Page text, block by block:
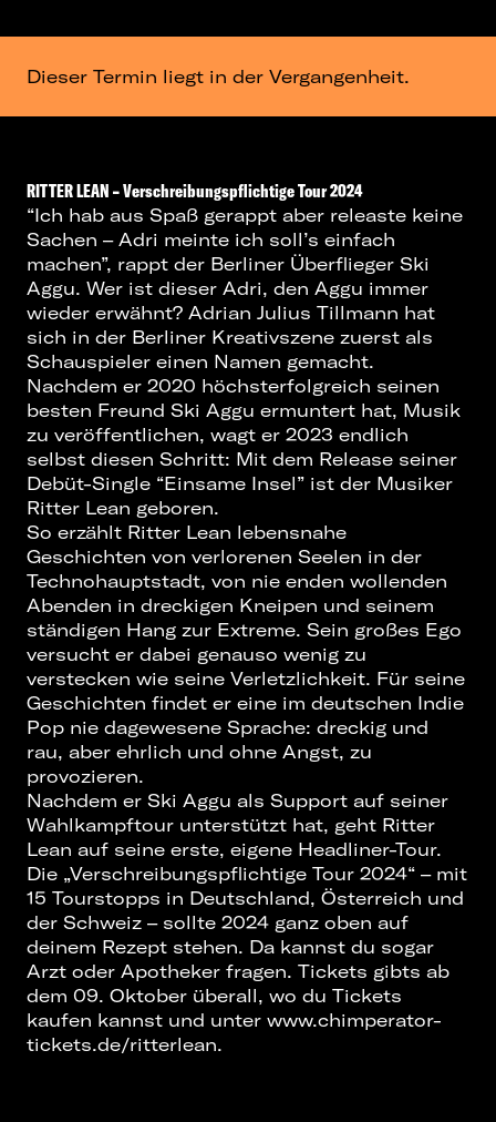
Dieser Termin liegt in der Vergangenheit.
RITTER LEAN – Verschreibungspflichtige Tour 2024
“Ich hab aus Spaß gerappt aber releaste keine
Sachen – Adri meinte ich soll’s einfach
machen”, rappt der Berliner Überflieger Ski
Aggu. Wer ist dieser Adri, den Aggu immer
wieder erwähnt? Adrian Julius Tillmann hat
sich in der Berliner Kreativszene zuerst als
Schauspieler einen Namen gemacht.
Nachdem er 2020 höchsterfolgreich seinen
besten Freund Ski Aggu ermuntert hat, Musik
zu veröffentlichen, wagt er 2023 endlich
selbst diesen Schritt: Mit dem Release seiner
Debüt-Single “Einsame Insel” ist der Musiker
Ritter Lean geboren.
So erzählt Ritter Lean lebensnahe
Geschichten von verlorenen Seelen in der
Technohauptstadt, von nie enden wollenden
Abenden in dreckigen Kneipen und seinem
ständigen Hang zur Extreme. Sein großes Ego
versucht er dabei genauso wenig zu
verstecken wie seine Verletzlichkeit. Für seine
Geschichten findet er eine im deutschen Indie
Pop nie dagewesene Sprache: dreckig und
rau, aber ehrlich und ohne Angst, zu
provozieren.
Nachdem er Ski Aggu als Support auf seiner
Wahlkampftour unterstützt hat, geht Ritter
Lean auf seine erste, eigene Headliner-Tour.
Die „Verschreibungspflichtige Tour 2024“ – mit
15 Tourstopps in Deutschland, Österreich und
der Schweiz – sollte 2024 ganz oben auf
deinem Rezept stehen. Da kannst du sogar
Arzt oder Apotheker fragen. Tickets gibts ab
dem 09. Oktober überall, wo du Tickets
kaufen kannst und unter www.chimperator-
tickets.de/ritterlean.